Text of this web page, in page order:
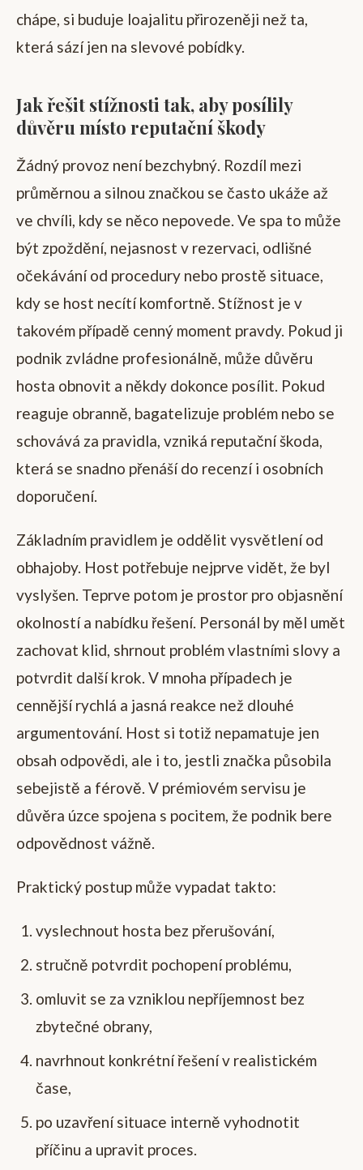
chápe, si buduje loajalitu přirozeněji než ta,
která sází jen na slevové pobídky.
Jak řešit stížnosti tak, aby posílily
důvěru místo reputační škody
Žádný provoz není bezchybný. Rozdíl mezi
průměrnou a silnou značkou se často ukáže až
ve chvíli, kdy se něco nepovede. Ve spa to může
být zpoždění, nejasnost v rezervaci, odlišné
očekávání od procedury nebo prostě situace,
kdy se host necítí komfortně. Stížnost je v
takovém případě cenný moment pravdy. Pokud ji
podnik zvládne profesionálně, může důvěru
hosta obnovit a někdy dokonce posílit. Pokud
reaguje obranně, bagatelizuje problém nebo se
schovává za pravidla, vzniká reputační škoda,
která se snadno přenáší do recenzí i osobních
doporučení.
Základním pravidlem je oddělit vysvětlení od
obhajoby. Host potřebuje nejprve vidět, že byl
vyslyšen. Teprve potom je prostor pro objasnění
okolností a nabídku řešení. Personál by měl umět
zachovat klid, shrnout problém vlastními slovy a
potvrdit další krok. V mnoha případech je
cennější rychlá a jasná reakce než dlouhé
argumentování. Host si totiž nepamatuje jen
obsah odpovědi, ale i to, jestli značka působila
sebejistě a férově. V prémiovém servisu je
důvěra úzce spojena s pocitem, že podnik bere
odpovědnost vážně.
Praktický postup může vypadat takto:
vyslechnout hosta bez přerušování,
stručně potvrdit pochopení problému,
omluvit se za vzniklou nepříjemnost bez
zbytečné obrany,
navrhnout konkrétní řešení v realistickém
čase,
po uzavření situace interně vyhodnotit
příčinu a upravit proces.